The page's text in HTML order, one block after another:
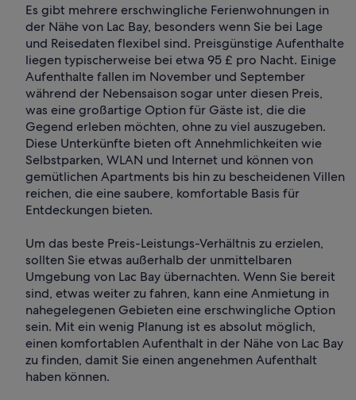
Es gibt mehrere erschwingliche Ferienwohnungen in
der Nähe von Lac Bay, besonders wenn Sie bei Lage
und Reisedaten flexibel sind. Preisgünstige Aufenthalte
liegen typischerweise bei etwa 95 £ pro Nacht. Einige
Aufenthalte fallen im November und September
während der Nebensaison sogar unter diesen Preis,
was eine großartige Option für Gäste ist, die die
Gegend erleben möchten, ohne zu viel auszugeben.
Diese Unterkünfte bieten oft Annehmlichkeiten wie
Selbstparken, WLAN und Internet und können von
gemütlichen Apartments bis hin zu bescheidenen Villen
reichen, die eine saubere, komfortable Basis für
Entdeckungen bieten.
Um das beste Preis-Leistungs-Verhältnis zu erzielen,
sollten Sie etwas außerhalb der unmittelbaren
Umgebung von Lac Bay übernachten. Wenn Sie bereit
sind, etwas weiter zu fahren, kann eine Anmietung in
nahegelegenen Gebieten eine erschwingliche Option
sein. Mit ein wenig Planung ist es absolut möglich,
einen komfortablen Aufenthalt in der Nähe von Lac Bay
zu finden, damit Sie einen angenehmen Aufenthalt
haben können.